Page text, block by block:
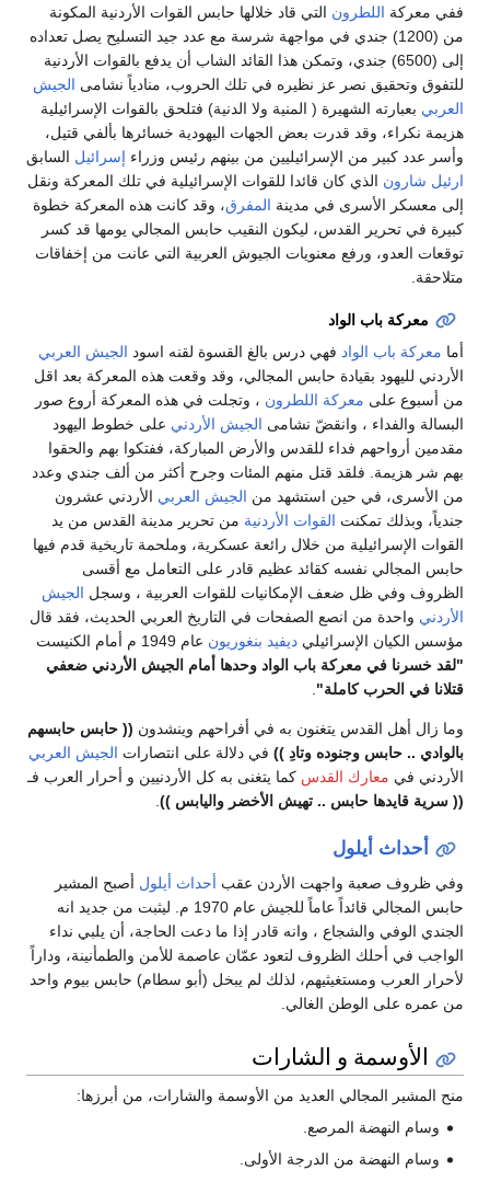
قاد خلالها حابس القوات الأردنية المكونة
مواجهة شرسة مع عدد جيد التسليح يصل تعداده
هذا القائد الشاب أن يدفع بالقوات الأردنية
في تلك الحروب، منادياً نشامى الجيش
ولا الدنية) فتلحق بالقوات الإسرائيلية
الجهات اليهودية خسائرها بألفي قتيل،
من بينهم رئيس وزراء إسرائيلالسابق
للقوات الإسرائيلية في تلك المعركة ونقل
المفرق، وقد كانت هذه المعركة خطوة
النقيب حابس المجالي يومها قد كسر
الجيوش العربية التي عانت من إخفاقات
بالغ القسوة لقنه اسود الجيش العربي
المجالي، وقد وقعت هذه المعركة بعد اقل
، وتجلت في هذه المعركة أروع صور
نشامىالجيش الأردنيعلى خطوط اليهود
والأرض المباركة، ففتكوا بهم والحقوا
المئات وجرح أكثر من ألف جندي وعدد
منالجيش العربيالأردني عشرون
الأردنية من تحرير مدينة القدس من يد
رائعة عسكرية، وملحمة تاريخية قدم فيها
عظيم قادر على التعامل مع أقسى
للقوات العربية ، وسجلالجيش
في التاريخ العربي الحديث، فقد قال
ديفيد بنغوريونعام 1949 م أمام الكنيست
الواد وحدها أمام الجيش الأردني ضعفي
به في أفراحهم وينشدون(( حابس حابسهم
))في دلالة على انتصاراتالجيش العربي
كما يتغنى به كل الأردنيين و أحرار العرب فـ
الأخضر واليابس )).
الأردن عقبأحداث أيلولأصبح المشير
حابس المجالي قائداً عاماً للجيش عام 1970 م. ليثبت من جديد انه
قادر إذا ما دعت الحاجة، أن يلبي نداء
عمّان عاصمة للأمن والطمأنينة، وداراً
لذلك لم يبخل (أبو سطام) حابس بيوم واحد
من الأوسمة والشارات، من أبرزها:
الأولى.